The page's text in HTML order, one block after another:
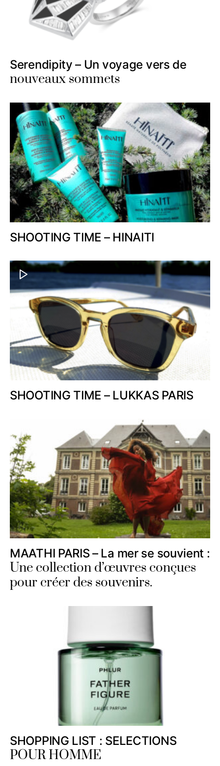
Serendipity – Un voyage vers de
nouveaux sommets
SHOOTING TIME – HINAITI
SHOOTING TIME – LUKKAS PARIS
MAATHI PARIS – La mer se souvient :
Une collection d’œuvres conçues
pour créer des souvenirs.
SHOPPING LIST : SELECTIONS
POUR HOMME